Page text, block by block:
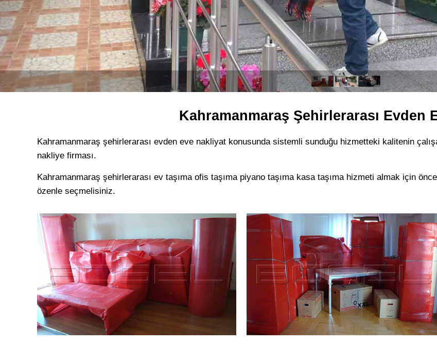
Kahramanmaraş Şehirlerarası Evden
Kahramanmaraş şehirlerarası evden eve nakliyat konusunda sistemli sunduğu hizmetteki kalitenin
nakliye firması.
Kahramanmaraş şehirlerarası ev taşıma ofis taşıma piyano taşıma kasa taşıma hizmeti almak için
özenle seçmelisiniz.